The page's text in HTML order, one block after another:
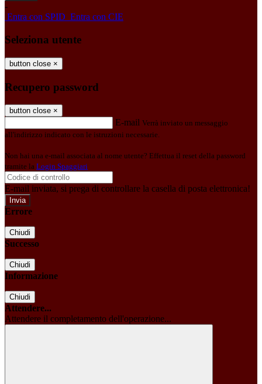
-
Entra con SPID Entra con CIE
Seleziona utente
button close ×
Recupero password
button close ×
E-mail Verrà inviato un messaggio
all'indirizzo indicato con le istruzioni necessarie.
Non hai una e-mail associata al nome utente? Effettua il reset della password
tramite la Login Spaggiari
E-mail inviata, si prega di controllare la casella di posta elettronica!
Errore
Chiudi
Successo
Chiudi
Informazione
Chiudi
Attendere...
Attendere il completamento dell'operazione...